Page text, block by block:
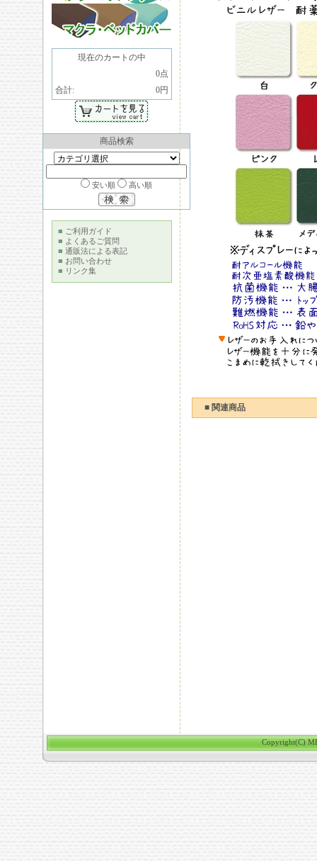
現在のカートの中
0点
合計:
0円
商品検索
安い順 高い順
■ ご利用ガイド
■ よくあるご質問
■ 通販法による表記
■ お問い合わせ
■ リンク集
■ 関連商品
Copyright(C)